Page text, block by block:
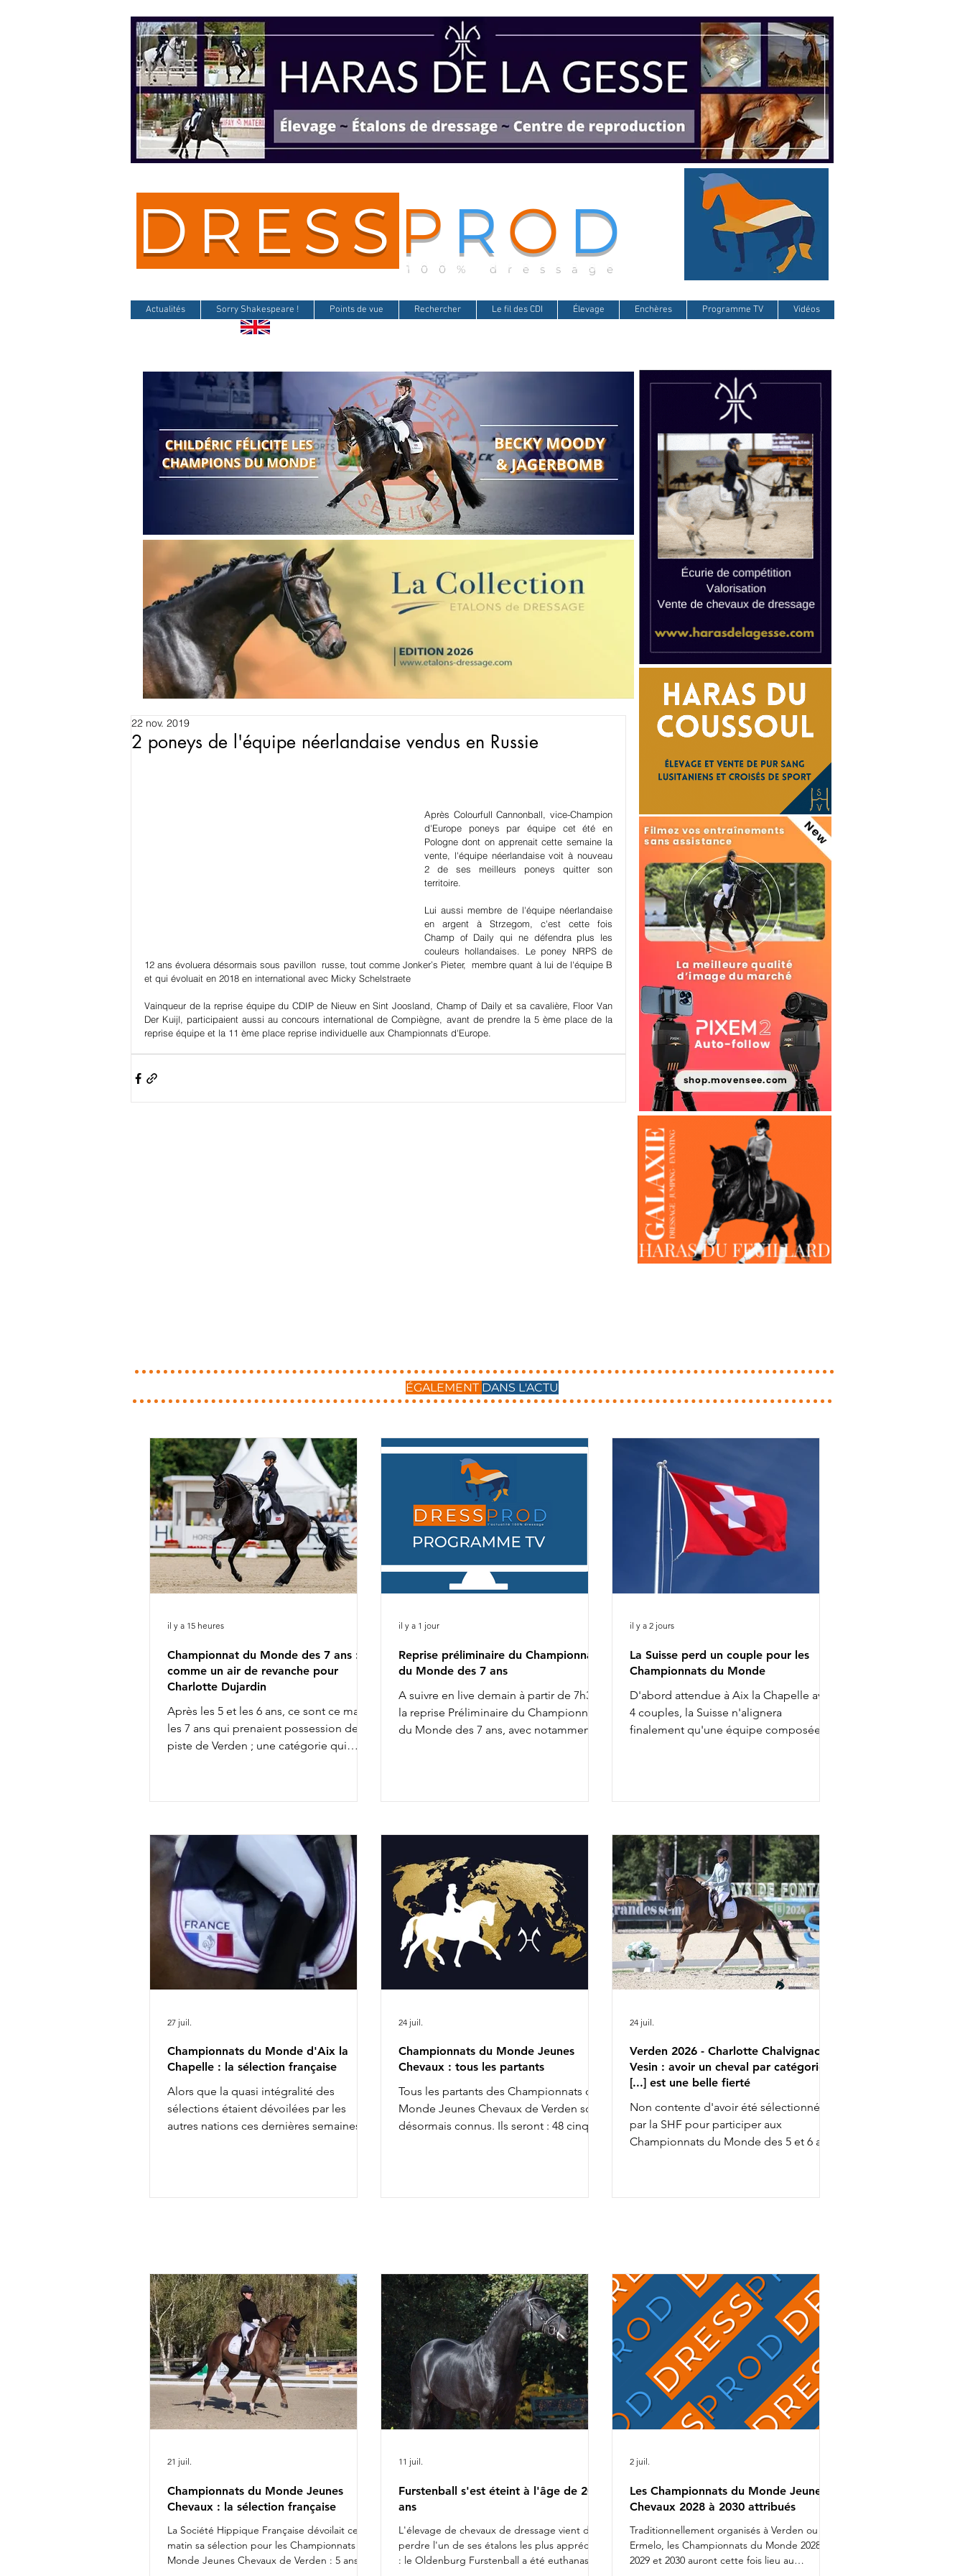
DRESS P RO D
100% dressage
Actualités Sorry Shakespeare ! Points de vue Rechercher Le fil des CDI Élevage Enchères Programme TV Vidéos
2 poneys de l'équipe néerlandaise vendus en Russie
22 nov. 2019
Après Colourfull Cannonball, vice-Champion
d'Europe poneys par équipe cet été en
Pologne dont on apprenait cette semaine la
vente, l'équipe néerlandaise voit à nouveau
2 de ses meilleurs poneys quitter son
territoire.
Lui aussi membre de l'équipe néerlandaise
en argent à Strzegom, c'est cette fois
Champ of Daily qui ne défendra plus les
couleurs hollandaises. Le poney NRPS de
12 ans évoluera désormais sous pavillon  russe, tout comme Jonker’s Pieter,  membre quant à lui de l'équipe B
et qui évoluait en 2018 en international avec Micky Schelstraete
Vainqueur de la reprise équipe du CDIP de Nieuw en Sint Joosland, Champ of Daily et sa cavalière, Floor Van
Der Kuijl, participaient aussi au concours international de Compiègne, avant de prendre la 5 ème place de la
reprise équipe et la 11 ème place reprise individuelle aux Championnats d'Europe.
ÉGALEMENT DANS L'ACTU
Championnat du Monde des 7 ans :
comme un air de revanche pour
Charlotte Dujardin
Après les 5 et les 6 ans, ce sont ce matin
les 7 ans qui prenaient possession de la
piste de Verden ; une catégorie qui
Bien qu'elle ait fait partie des pré-
sélectionnés britanniques pour les
Championnats du Monde d'Aix la
Chapelle avec Braveheart, Charlotte
Dujardin ne retrouvera pas cette année
l'équipe anglaise chez les senio
il y a 15 heures
Reprise préliminaire du Championnat
du Monde des 7 ans
A suivre en live demain à partir de 7h30 :
la reprise Préliminaire du Championnat
du Monde des 7 ans, avec notamment :
9h58 : Charlotte Dujardin & Secret Agent
des Paluds 11h28 : Dinja van Liere & Red
Severucci HT 13h22 : Leonie Richter &
Glamdale WP Liste de départ complète
ICI
il y a 1 jour
La Suisse perd un couple pour les
Championnats du Monde
D'abord attendue à Aix la Chapelle avec
4 couples, la Suisse n'alignera
finalement qu'une équipe composée
Charlotte Lenherr & Dettori et Estelle
semaine prochaine les couleurs
helvétiques. Charlotta Rogerson &
Bonheur de la Vie ont en effet été retirés
de l'équipe nationale. Aucune réserve
n'a par ailleurs été appelée pour les
rempl
il y a 2 jours
Championnats du Monde d'Aix la
Chapelle : la sélection française
Alors que la quasi intégralité des
sélections étaient dévoilées par les
autres nations ces dernières semaines,
de l'équipe de France des
Roussel & Bel Amour Jean Morel
commentait : " Nous sommes fiers de
présenter une é
27 juil.
Championnats du Monde Jeunes
Chevaux : tous les partants
Tous les partants des Championnats du
Monde Jeunes Chevaux de Verden sont
désormais connus. Ils seront : 48 cinq
24 juil.
Verden 2026 - Charlotte Chalvignac
Vesin : avoir un cheval par catégorie
[...] est une belle fierté
Non contente d'avoir été sélectionnée
par la SHF pour participer aux
Championnats du Monde des 5 et 6 ans
Chalvignac et Jean Vesin prendront
dans quelques jours la route de
l'Allemagne avec 1 cheval par catégo
24 juil.
Championnats du Monde Jeunes
Chevaux : la sélection française
La Société Hippique Française dévoilait ce
matin sa sélection pour les Championnats du
Monde Jeunes Chevaux de Verden : 5 ans
21 juil.
Furstenball s'est éteint à l'âge de 20
ans
L'élevage de chevaux de dressage vient de
perdre l'un de ses étalons les plus appréciés
: le Oldenburg Furstenball a été euthanasié
11 juil.
Les Championnats du Monde Jeunes
Chevaux 2028 à 2030 attribués
Traditionnellement organisés à Verden ou
Ermelo, les Championnats du Monde 2028,
2029 et 2030 auront cette fois lieu au
2 juil.